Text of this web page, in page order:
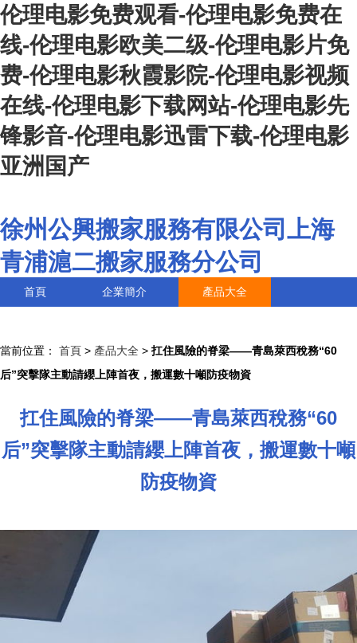
伦理电影免费观看-伦理电影免费在
线-伦理电影欧美二级-伦理电影片免
费-伦理电影秋霞影院-伦理电影视频
在线-伦理电影下载网站-伦理电影先
锋影音-伦理电影迅雷下载-伦理电影
亚洲国产
徐州公興搬家服務有限公司上海
青浦滬二搬家服務分公司
首頁 企業簡介 產品大全
當前位置： 首頁 > 產品大全 > 扛住風險的脊梁——青島萊西稅務“60
后”突擊隊主動請纓上陣首夜，搬運數十噸防疫物資
扛住風險的脊梁——青島萊西稅務“60
后”突擊隊主動請纓上陣首夜，搬運數十噸
防疫物資